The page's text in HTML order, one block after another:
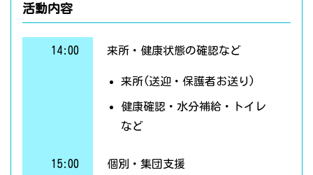
活動内容
14:00 来所・健康状態の確認など
来所(送迎・保護者お送り)
健康確認・水分補給・トイレ
など
15:00 個別・集団支援